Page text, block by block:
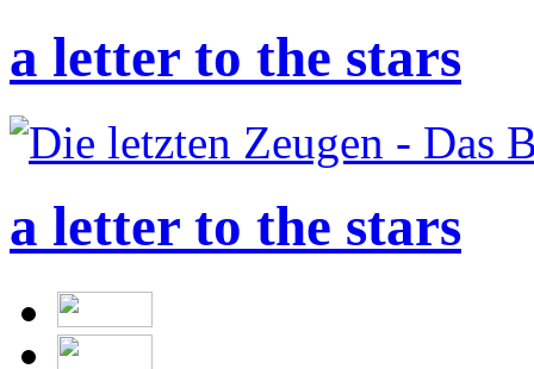
a letter to the stars
a letter to the stars